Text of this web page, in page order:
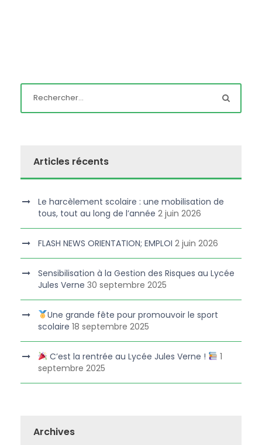
Articles récents
Le harcèlement scolaire : une mobilisation de
tous, tout au long de l’année 2 juin 2026
FLASH NEWS ORIENTATION; EMPLOI 2 juin 2026
Sensibilisation à la Gestion des Risques au Lycée
Jules Verne 30 septembre 2025
Une grande fête pour promouvoir le sport
scolaire 18 septembre 2025
C’est la rentrée au Lycée Jules Verne !
1
septembre 2025
Archives